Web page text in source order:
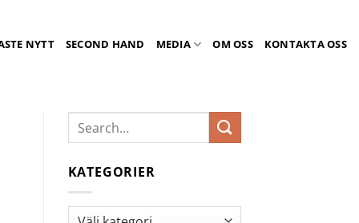
NYTT SECOND HAND MEDIA OM OSS KONTAKTA OSS
KATEGORIER
Kategorier